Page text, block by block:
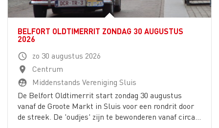
BELFORT OLDTIMERRIT ZONDAG 30 AUGUSTUS
2026
schedule zo 30 augustus 2026
location_on Centrum
supervised_user_circle
Middenstands Vereniging Sluis
De Belfort Oldtimerrit start zondag 30 augustus
vanaf de Groote Markt in Sluis voor een rondrit door
de streek. De 'oudjes' zijn te bewonderen vanaf circa...